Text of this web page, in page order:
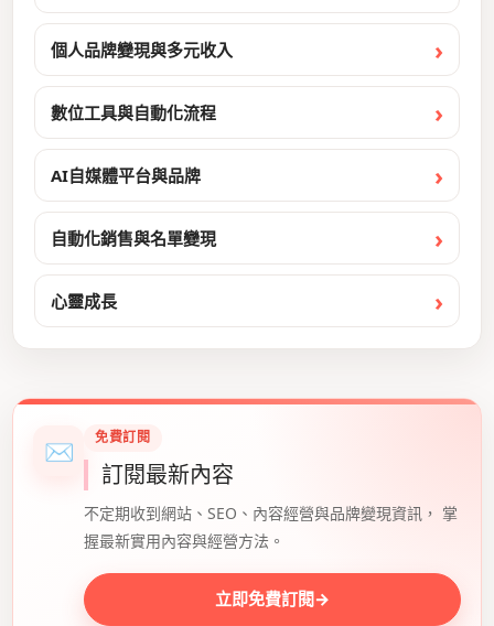
個人品牌變現與多元收入
數位工具與自動化流程
AI自媒體平台與品牌
自動化銷售與名單變現
心靈成長
✉ 免費訂閱
訂閱最新內容
不定期收到網站、SEO、內容經營與品牌變現資訊， 掌
握最新實用內容與經營方法。
立即免費訂閱→